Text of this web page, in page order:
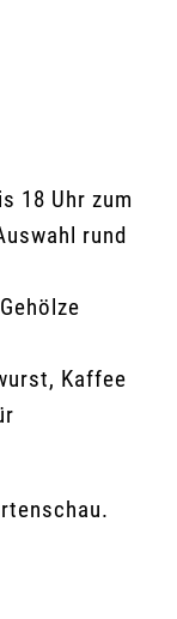
18 Uhr zum
rund
Kaffee